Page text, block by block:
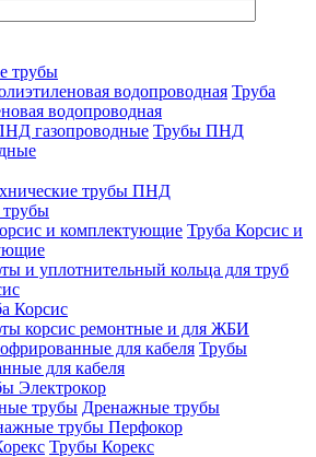
трубы
Труба
водопроводная
Трубы ПНД
трубы ПНД
Труба Корсис и
и уплотнительный кольца для труб
Корсис
корсис ремонтные и для ЖБИ
Трубы
для кабеля
Электрокор
Дренажные трубы
трубы Перфокор
Трубы Корекс